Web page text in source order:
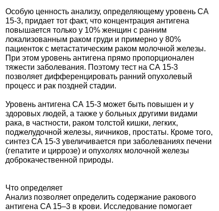
Особую ценность анализу, определяющему уровень СА
15-3, придает тот факт, что концентрация антигена
повышается только у 10% женщин с ранним
локализованным раком груди и примерно у 80%
пациенток с метастатическим раком молочной железы.
При этом уровень антигена прямо пропорционален
тяжести заболевания. Поэтому тест на СА 15-3
позволяет дифференцировать ранний опухолевый
процесс и рак поздней стадии.
Уровень антигена СА 15-3 может быть повышен и у
здоровых людей, а также у больных другими видами
рака, в частности, раком толстой кишки, легких,
поджелудочной железы, яичников, простаты. Кроме того,
синтез СА 15-3 увеличивается при заболеваниях печени
(гепатите и циррозе) и опухолях молочной железы
доброкачественной природы.
Что определяет
Анализ позволяет определить содержание ракового
антигена CA 15–3 в крови. Исследование помогает